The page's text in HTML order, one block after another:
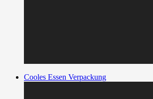
Cooles Essen Verpackung